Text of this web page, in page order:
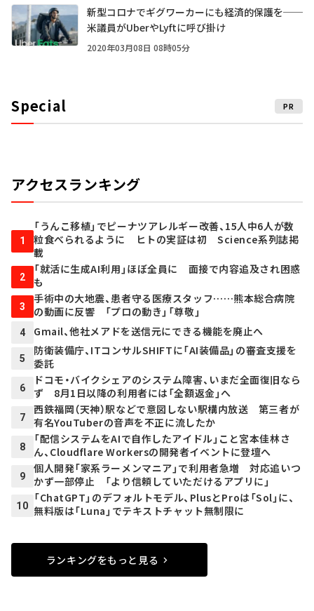
新型コロナでギグワーカーにも経済的保護を──
米議員がUberやLyftに呼び掛け
2020年03月08日 08時05分
Special PR
アクセスランキング
1
「うんこ移植」でピーナツアレルギー改善、15人中6人が数
粒食べられるように ヒトの実証は初 Science系列誌掲
載
2
「就活に生成AI利用」ほぼ全員に 面接で内容追及され困惑
も
3
手術中の大地震、患者守る医療スタッフ……熊本総合病院
の動画に反響 「プロの動き」「尊敬」
4 Gmail、他社メアドを送信元にできる機能を廃止へ
5
防衛装備庁、ITコンサルSHIFTに「AI装備品」の審査支援を
委託
6
ドコモ・バイクシェアのシステム障害、いまだ全面復旧なら
ず 8月1日以降の利用者には「全額返金」へ
7
西鉄福岡（天神）駅などで意図しない駅構内放送 第三者が
有名YouTuberの音声を不正に流したか
8
「配信システムをAIで自作したアイドル」こと宮本佳林さ
ん、Cloudflare Workersの開発者イベントに登壇へ
9
個人開発「家系ラーメンマニア」で利用者急増 対応追いつ
かず一部停止 「より信頼していただけるアプリに」
10
「ChatGPT」のデフォルトモデル、PlusとProは「Sol」に、
無料版は「Luna」でテキストチャット無制限に
ランキングをもっと見る